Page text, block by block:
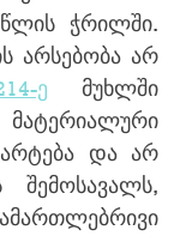
ჭრილში.
არსებობა არ
ე მუხლში
და არ